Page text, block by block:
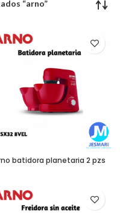
“arno”
batidora planetaria 2 pzs